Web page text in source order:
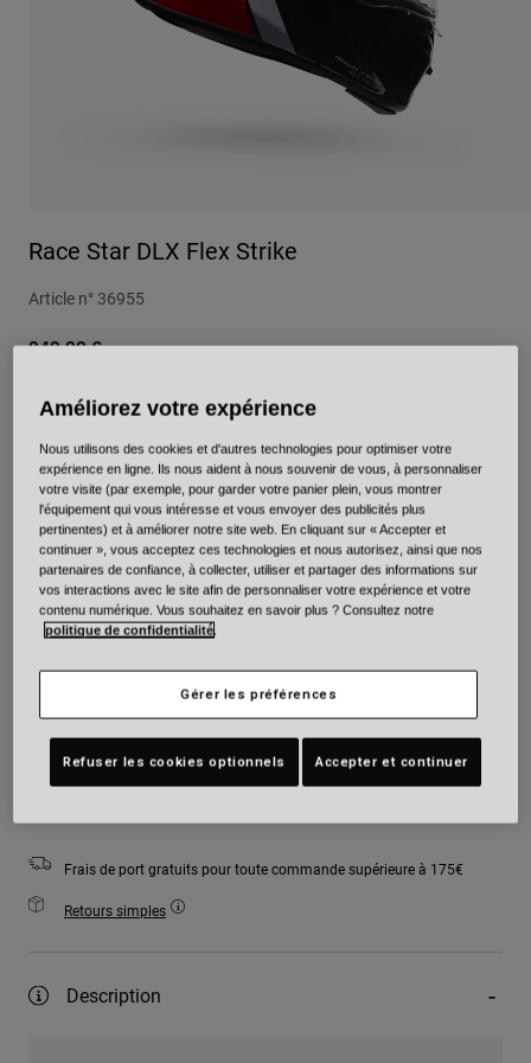
Pièces détachées
Pièces détachées
Race Star DLX Flex Strike
Article n° 36955
949,99 €
Couleur -Rouge
sélectionné
Taille Tableau des tailles
XS S M L XL 2XL
Ajouter au panier
Frais de port gratuits pour toute commande supérieure à 175€
Retours simples
Description
Améliorez votre expérience
Nous utilisons des cookies et d'autres technologies pour optimiser votre
expérience en ligne. Ils nous aident à nous souvenir de vous, à personnaliser
votre visite (par exemple, pour garder votre panier plein, vous montrer
l'équipement qui vous intéresse et vous envoyer des publicités plus
pertinentes) et à améliorer notre site web. En cliquant sur « Accepter et
continuer », vous acceptez ces technologies et nous autorisez, ainsi que nos
partenaires de confiance, à collecter, utiliser et partager des informations sur
vos interactions avec le site afin de personnaliser votre expérience et votre
contenu numérique. Vous souhaitez en savoir plus ? Consultez notre
politique de confidentialité.
Gérer les préférences
Refuser les cookies optionnels Accepter et continuer